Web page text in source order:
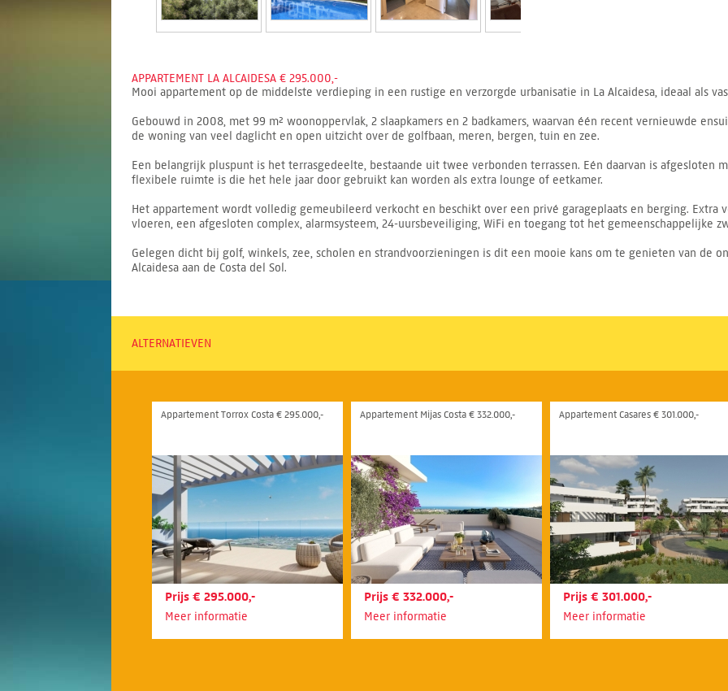
APPARTEMENT LA ALCAIDESA € 295.000,-
Mooi appartement op de middelste verdieping in een rustige en verzorgde urbanisatie in La Alcaidesa, ideaal als
Gebouwd in 2008, met 99 m² woonoppervlak, 2 slaapkamers en 2 badkamers, waarvan één recent vernieuwde
de woning van veel daglicht en open uitzicht over de golfbaan, meren, bergen, tuin en zee.
Een belangrijk pluspunt is het terrasgedeelte, bestaande uit twee verbonden terrassen. Eén daarvan is afgesloten
flexibele ruimte is die het hele jaar door gebruikt kan worden als extra lounge of eetkamer.
Het appartement wordt volledig gemeubileerd verkocht en beschikt over een privé garageplaats en berging. Extra
vloeren, een afgesloten complex, alarmsysteem, 24-uursbeveiliging, WiFi en toegang tot het gemeenschappelijke
Gelegen dicht bij golf, winkels, zee, scholen en strandvoorzieningen is dit een mooie kans om te genieten van de
Alcaidesa aan de Costa del Sol.
ALTERNATIEVEN
Appartement Torrox Costa € 295.000,-
Prijs € 295.000,-
Meer informatie
Appartement Mijas Costa € 332.000,-
Prijs € 332.000,-
Meer informatie
Appartement Casares € 301.000,-
Prijs € 301.000,-
Meer informatie